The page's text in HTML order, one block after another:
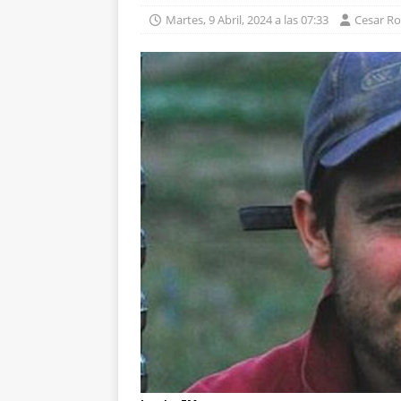
Martes, 9 Abril, 2024 a las 07:33 Cesar